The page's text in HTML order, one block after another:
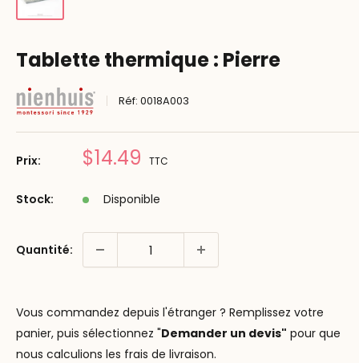
Tablette thermique : Pierre
Réf:0018A003
Prix: Prix
$14.49 TTC
Stock: Disponible
Quantité:
Vous commandez depuis l'étranger ? Remplissez votre
panier, puis sélectionnez "Demander un devis" pour que
nous calculions les frais de livraison.